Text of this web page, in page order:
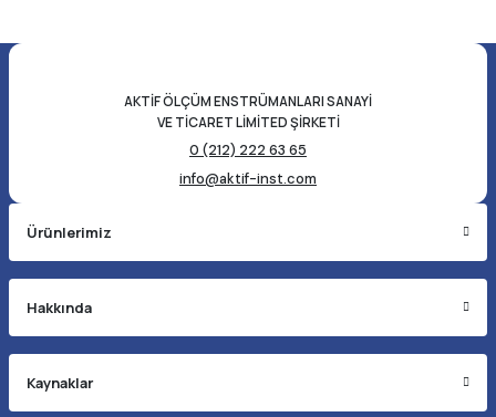
AKTİF ÖLÇÜM ENSTRÜMANLARI SANAYİ
VE TİCARET LİMİTED ŞİRKETİ
0 (212) 222 63 65
info@aktif-inst.com
Ürünlerimiz
Hakkında
Kaynaklar